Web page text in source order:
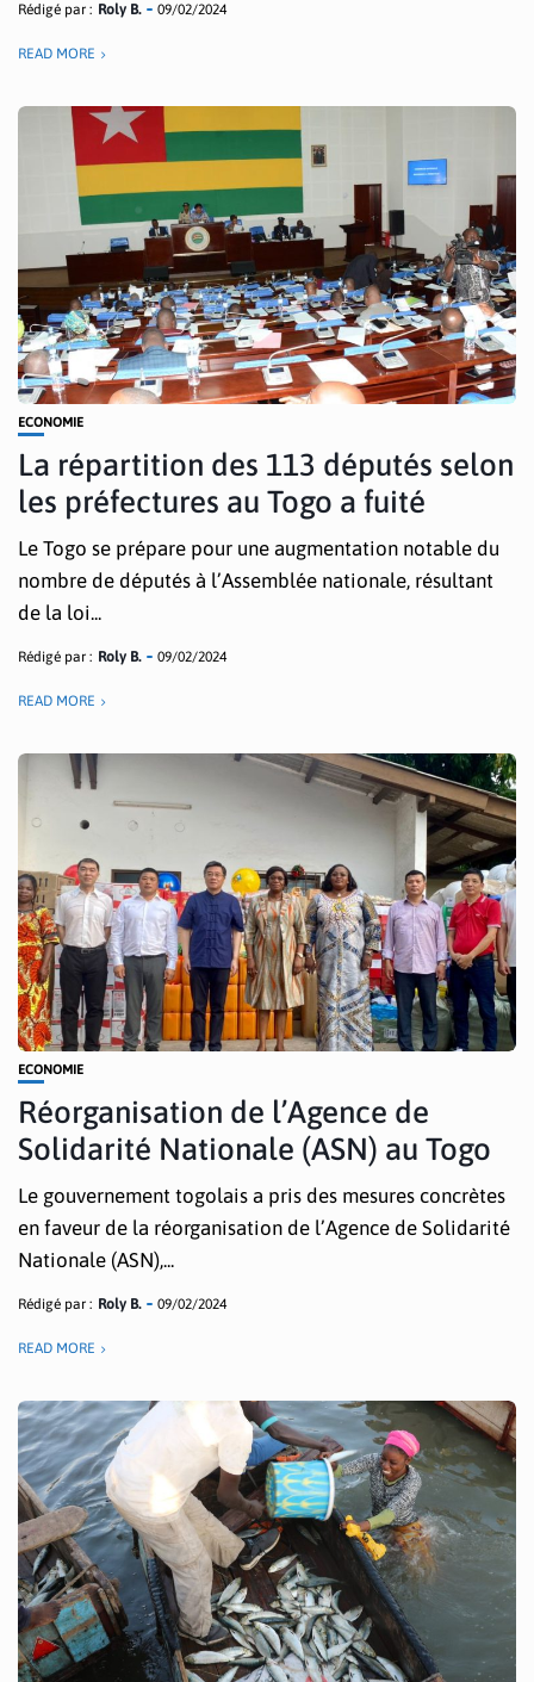
Rédigé par : Roly B. 09/02/2024
READ MORE
ECONOMIE
La répartition des 113 députés selon
les préfectures au Togo a fuité
Le Togo se prépare pour une augmentation notable du
nombre de députés à l’Assemblée nationale, résultant
de la loi...
Rédigé par : Roly B. 09/02/2024
READ MORE
ECONOMIE
Réorganisation de l’Agence de
Solidarité Nationale (ASN) au Togo
Le gouvernement togolais a pris des mesures concrètes
en faveur de la réorganisation de l’Agence de Solidarité
Nationale (ASN),...
Rédigé par : Roly B. 09/02/2024
READ MORE